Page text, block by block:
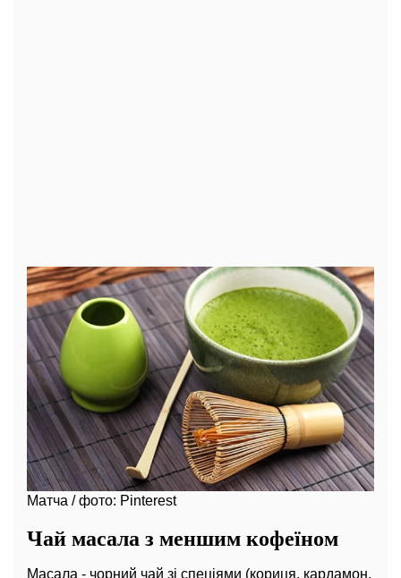
Матча / фото: Pinterest
Чай масала з меншим кофеїном
Масала - чорний чай зі спеціями (кориця, кардамон,